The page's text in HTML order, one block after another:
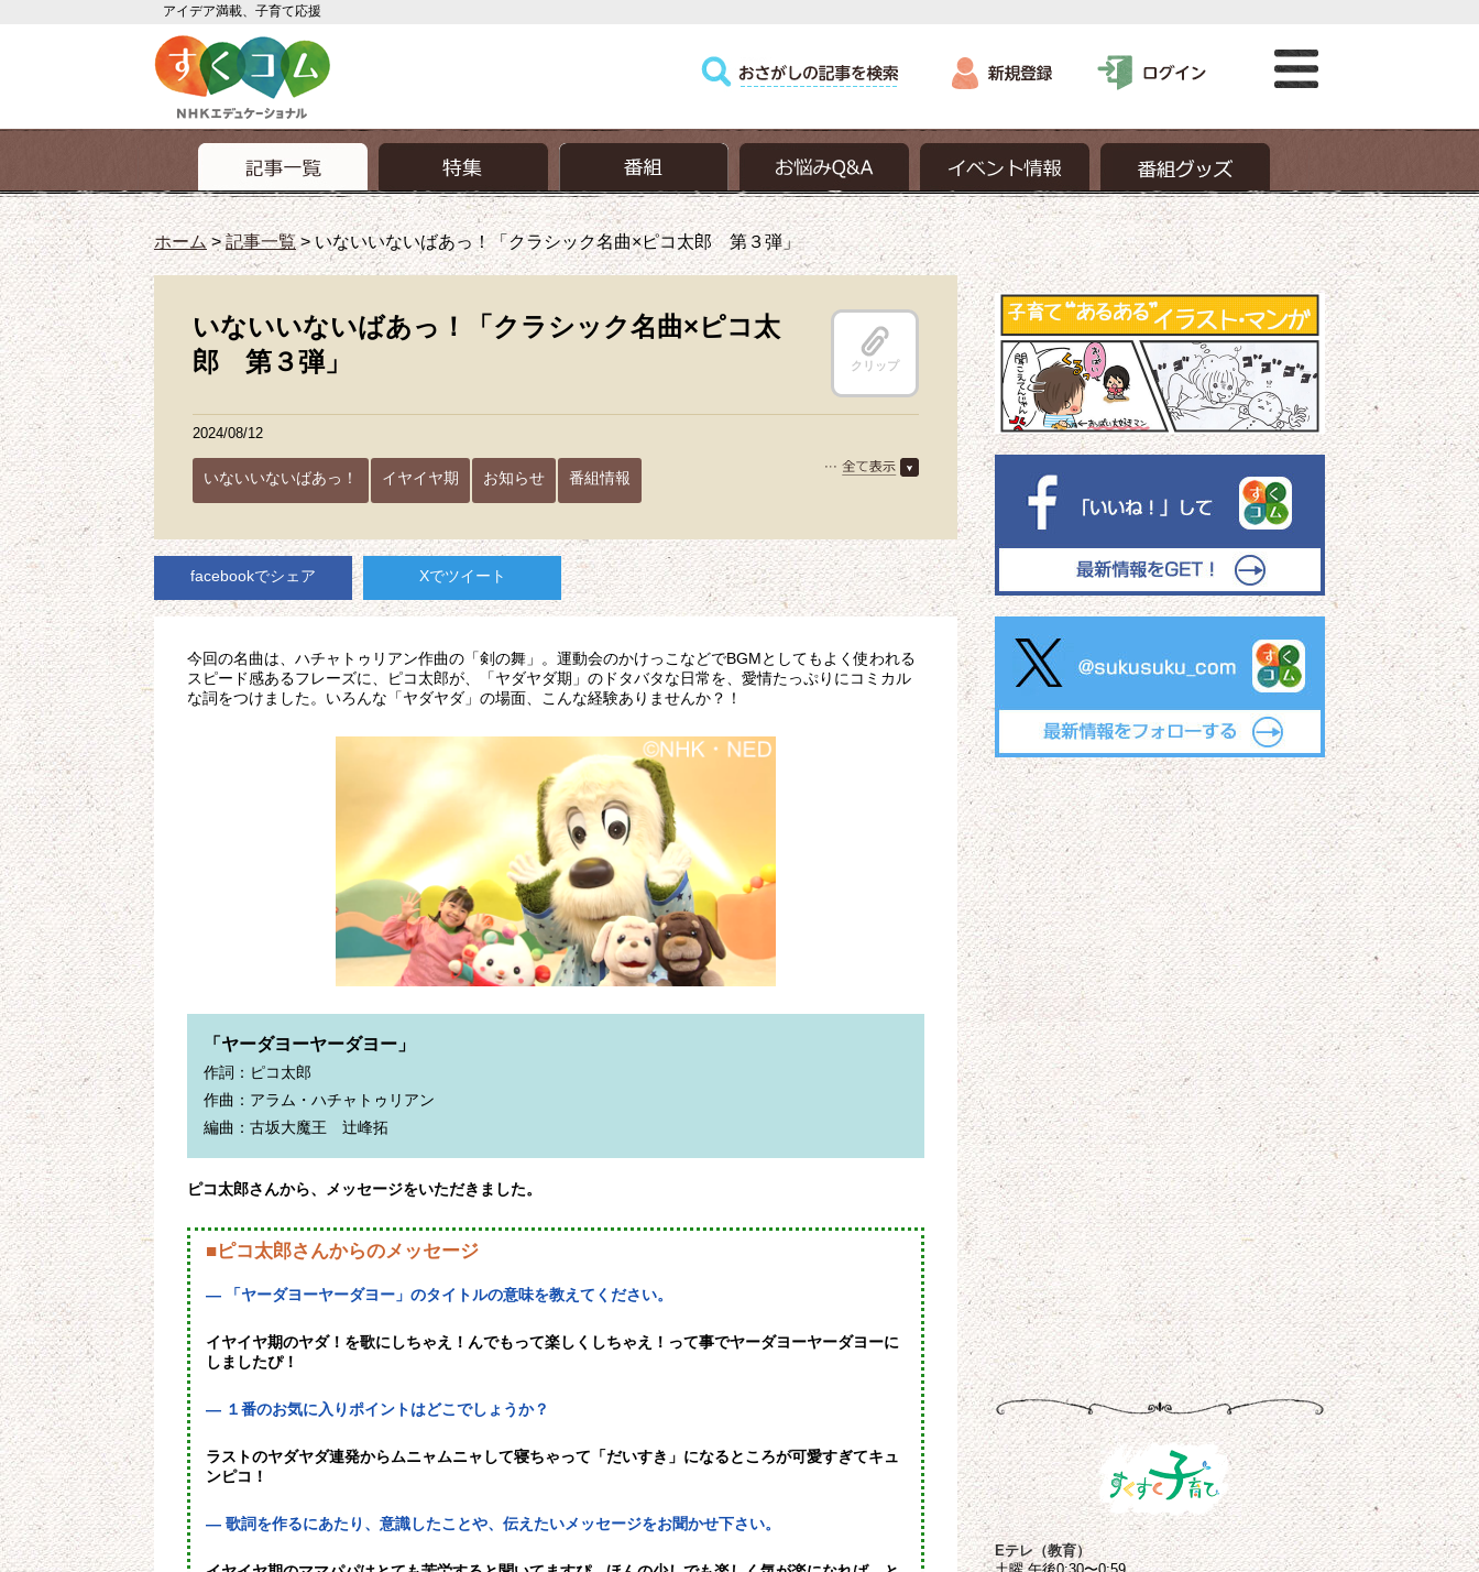
アイデア満載、子育て応援
ホーム>記事一覧>いないいないばあっ！「クラシック名曲×ピコ太郎 第３弾」
いないいないばあっ！「クラシック名曲×ピコ太
郎 第３弾」
クリップ
2024/08/12
いないいないばあっ！ イヤイヤ期 お知らせ 番組情報
facebookでシェア Xでツイート
今回の名曲は、ハチャトゥリアン作曲の「剣の舞」。運動会のかけっこなどでBGMとしてもよく使われる
スピード感あるフレーズに、ピコ太郎が、「ヤダヤダ期」のドタバタな日常を、愛情たっぷりにコミカル
な詞をつけました。いろんな「ヤダヤダ」の場面、こんな経験ありませんか？！
「ヤーダヨーヤーダヨー」
作詞：ピコ太郎
作曲：アラム・ハチャトゥリアン
ピコ太郎さんから、メッセージをいただきました。
■ピコ太郎さんからのメッセージ
— 「ヤーダヨーヤーダヨー」のタイトルの意味を教えてください。
イヤイヤ期のヤダ！を歌にしちゃえ！んでもって楽しくしちゃえ！って事でヤーダヨーヤーダヨーに
しましたぴ！
— １番のお気に入りポイントはどこでしょうか？
ラストのヤダヤダ連発からムニャムニャして寝ちゃって「だいすき」になるところが可愛すぎてキュ
ンピコ！
— 歌詞を作るにあたり、意識したことや、伝えたいメッセージをお聞かせ下さい。
Eテレ（教育）